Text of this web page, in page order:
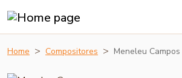
Home Compositores Meneleu Campos